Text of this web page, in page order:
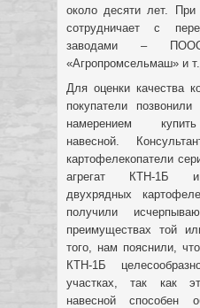
около десяти лет.
сотрудничает с
заводами –
«Агропромсельмаш» и
Для оценки качества
покупатели
намерением
навесной.
картофелекопатели
агрегат КТН-1Б и
двухрядных
получили
преимуществах той
того, нам пояснили,
КТН-1Б
участках, так как
навесной способен